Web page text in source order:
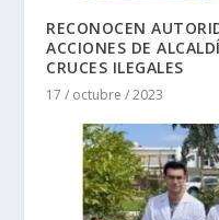
RECONOCEN
ACCIONES DE
CRUCES ILEGALES
17 / octubre / 2023